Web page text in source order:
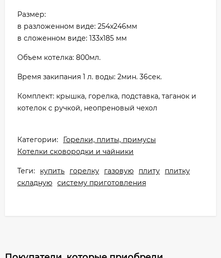
Размер:
в разложенном виде: 254x246мм
в сложенном виде: 133x185 мм
Объем котелка: 800мл.
Время закипания 1 л. воды: 2мин. 36сек.
Комплект: крышка, горелка, подставка, таганок и
котелок с ручкой, неопреновый чехол
Категории:
Горелки, плиты, примусы
Котелки сковородки и чайники
Теги: купить горелку газовую плиту
плитку
складную систему приготовления